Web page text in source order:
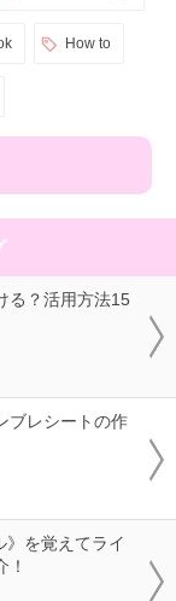
How to
る？活用方法15
ブレシートの作
を覚えてライ